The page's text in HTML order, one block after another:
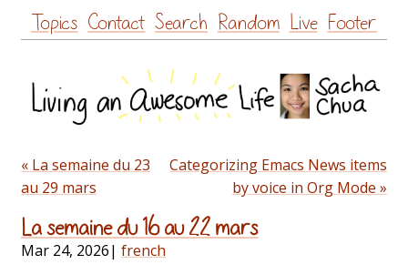
Skip
to
Topics Contact Search Random Live Footer
« La semaine du 23
au 29 mars
Categorizing Emacs News items
by voice in Org Mode »
La semaine du 16 au 22 mars
Mar 24, 2026| french